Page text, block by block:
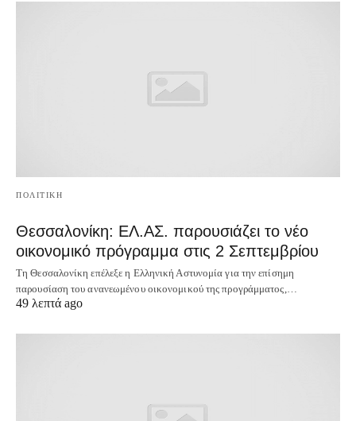
ΠΟΛΙΤΙΚΗ
Θεσσαλονίκη: ΕΛ.ΑΣ. παρουσιάζει το νέο
οικονομικό πρόγραμμα στις 2 Σεπτεμβρίου
Τη Θεσσαλονίκη επέλεξε η Ελληνική Αστυνομία για την επίσημη
παρουσίαση του ανανεωμένου οικονομικού της προγράμματος,…
49 λεπτά ago